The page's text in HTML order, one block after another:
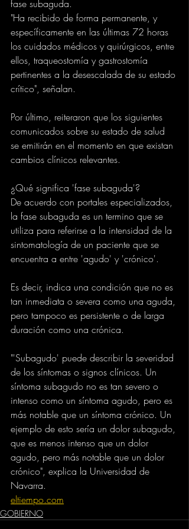
fase subaguda.
"Ha recibido de forma permanente, y
específicamente en las últimas 72 horas
los cuidados médicos y quirúrgicos, entre
ellos, traqueostomía y gastrostomía
pertinentes a la desescalada de su estado
crítico", señalan.
Por último, reiteraron que los siguientes
comunicados sobre su estado de salud
se emitirán en el momento en que existan
cambios clínicos relevantes.
¿Qué significa 'fase subaguda'?
De acuerdo con portales especializados,
la fase subaguda es un termino que se
utiliza para referirse a la intensidad de la
sintomatología de un paciente que se
encuentra a entre 'agudo' y 'crónico'.
Es decir, indica una condición que no es
tan inmediata o severa como una aguda,
pero tampoco es persistente o de larga
duración como una crónica.
"'Subagudo' puede describir la severidad
de los síntomas o signos clínicos. Un
síntoma subagudo no es tan severo o
intenso como un síntoma agudo, pero es
más notable que un síntoma crónico. Un
ejemplo de esto sería un dolor subagudo,
que es menos intenso que un dolor
agudo, pero más notable que un dolor
crónico", explica la Universidad de
Navarra.
eltiempo.com
GOBIERNO